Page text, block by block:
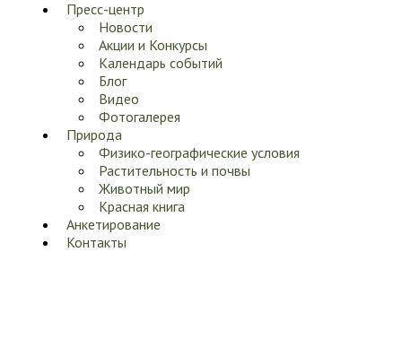
Пресс-центр
Новости
Акции и Конкурсы
Календарь событий
Блог
Видео
Фотогалерея
Природа
Физико-географические условия
Растительность и почвы
Животный мир
Красная книга
Анкетирование
Контакты